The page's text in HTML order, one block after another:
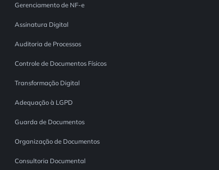
Gerenciamento de NF-e
Assinatura Digital
Auditoria de Processos
Controle de Documentos Físicos
Transformação Digital
Adequação à LGPD
Guarda de Documentos
Organização de Documentos
Consultoria Documental